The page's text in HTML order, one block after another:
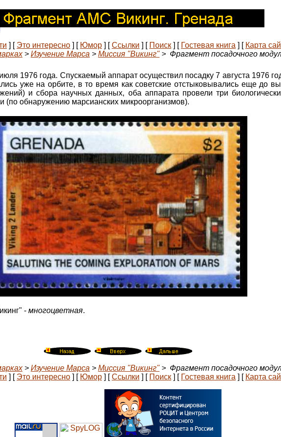
] [ Это интересно ] [ Юмор ] [Ссылки ] [ Поиск ] [ Гостевая книга ] [ Карта
> Изучение Марса > Миссия "Викинг"> Фрагмент посадочного
1976 года. Спускаемый аппарат осуществил посадку 7 августа 1976
уже на орбите, в то время как советские отстыковывались еще до
и сбора научных данных, оба аппарата провели три
(по обнаружению марсианских микроорганизмов).
- многоцветная.
> Изучение Марса > Миссия "Викинг"> Фрагмент посадочного
] [ Это интересно ] [ Юмор ] [Ссылки ] [ Поиск ] [ Гостевая книга ] [ Карта